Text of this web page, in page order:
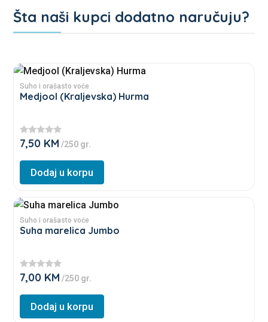
Šta naši kupci dodatno naručuju?
Suho i orašasto voće
Medjool (Kraljevska) Hurma
★
★
★
7,50 KM /250 gr.
This
product
has
variants.
The
options
may
be
chosen
on
product
page
Dodaj u korpu
Suho i orašasto voće
Suha marelica Jumbo
★
★
★
7,00 KM /250 gr.
This
product
has
variants.
The
options
may
Dodaj u korpu